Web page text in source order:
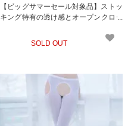
【ビッグサマーセール対象品】ストッ
キング特有の透け感とオープンクロッ
ディストッキング(STOCKING) ベージ
SOLD OUT